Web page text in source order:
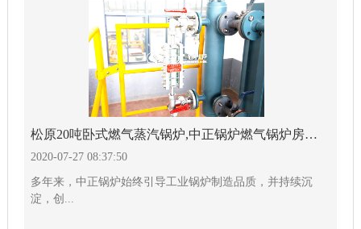
松原20吨卧式燃气蒸汽锅炉,中正锅炉燃气锅炉房优势显著
2020-07-27 08:37:50
多年来，中正锅炉始终引导工业锅炉制造品质，并持续沉
淀，创...